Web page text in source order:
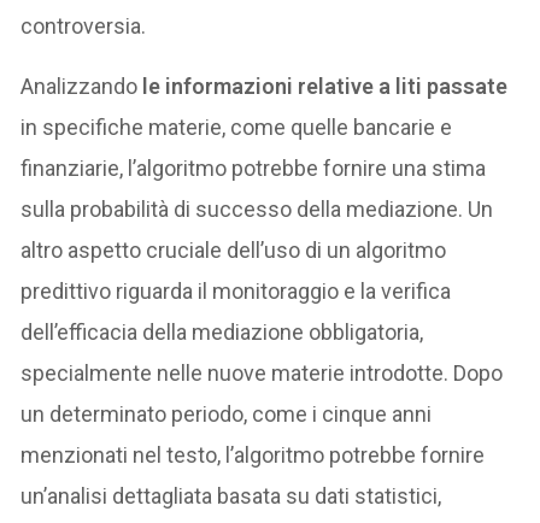
controversia.
Analizzando le informazioni relative a liti passate
in specifiche materie, come quelle bancarie e
finanziarie, l’algoritmo potrebbe fornire una stima
sulla probabilità di successo della mediazione. Un
altro aspetto cruciale dell’uso di un algoritmo
predittivo riguarda il monitoraggio e la verifica
dell’efficacia della mediazione obbligatoria,
specialmente nelle nuove materie introdotte. Dopo
un determinato periodo, come i cinque anni
menzionati nel testo, l’algoritmo potrebbe fornire
un’analisi dettagliata basata su dati statistici,